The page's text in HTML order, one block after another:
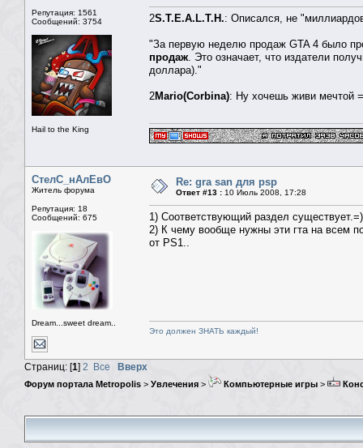
Репутация: 1561
Сообщений: 3754
Hail to the King
2S.T.E.A.L.T.H.: Описался, не
"За первую неделю продаж GTA 4 было
продаж. Это означает, что издатели
доллара)."
2Mario(Corbina): Ну хочешь живи мечтой
СтелС_нАлЕвО
Житель форума
Репутация: 18
Сообщений: 675
Dream...sweet dream..
Re: gra san для psp
Ответ #13 : 10 Июль 2008, 17:28
1) Соответствующий раздел существует.=)
2) К чему вообще нужны эти гта на всем
от PS1..
Это должен ЗНАТЬ каждый!
Страниц: [1] 2 Все Вверх
Форум портала Metropolis > Увлечения > Компьютерные игры >